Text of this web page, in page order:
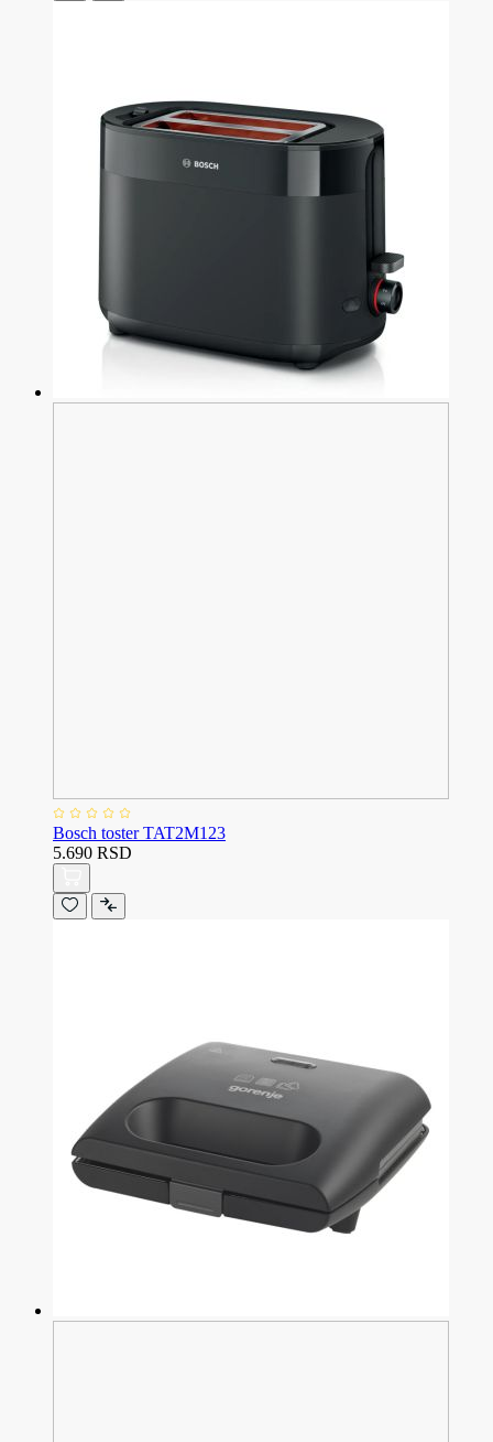
Bosch toster TAT2M123
5.690 RSD